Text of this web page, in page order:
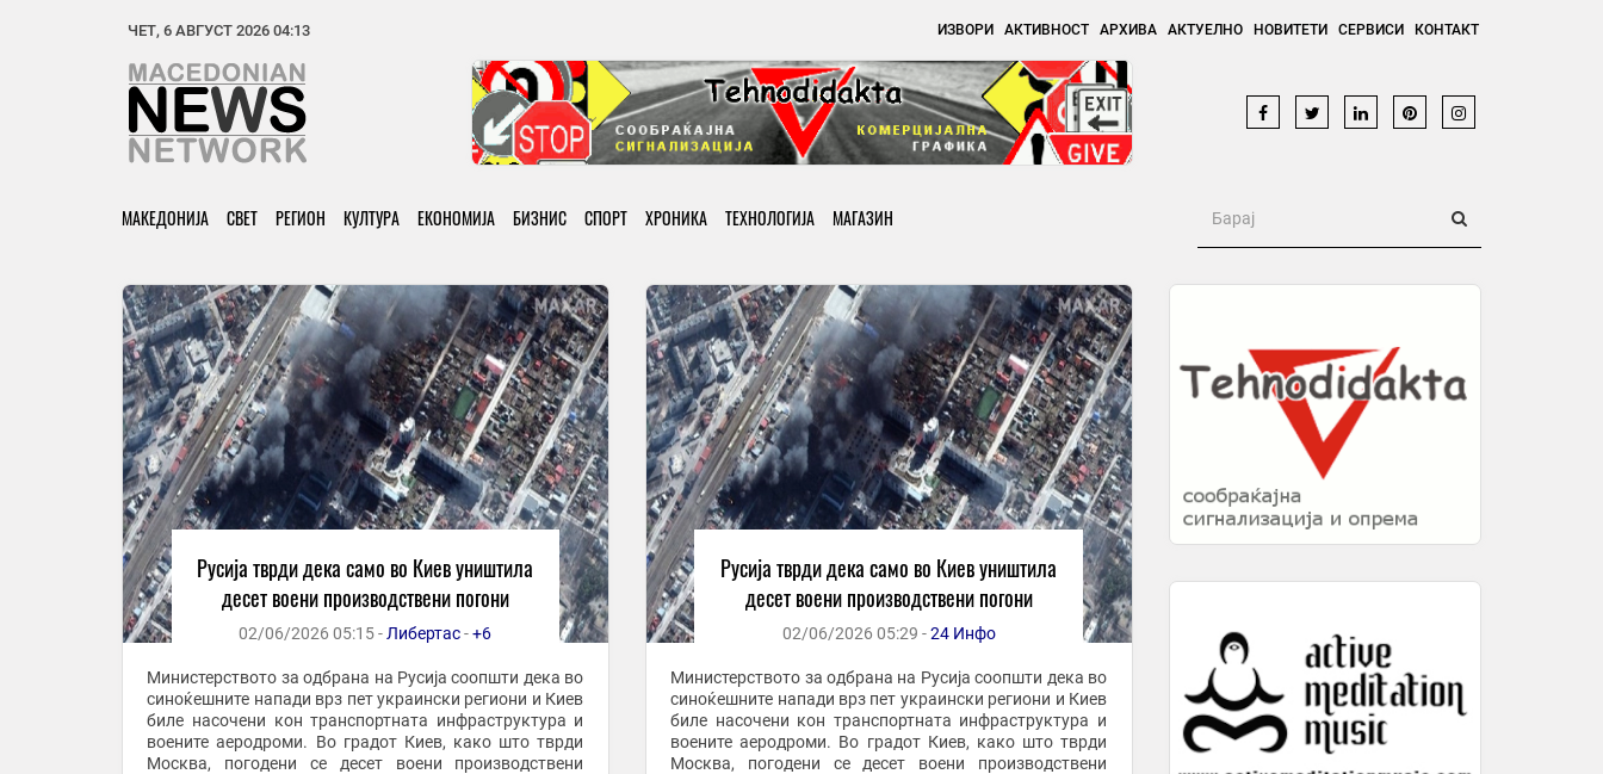
ЧЕТ, 6 АВГУСТ 2026 04:13 ИЗВОРИ АКТИВНОСТ АРХИВА АКТУЕЛНО НОВИТЕТИ СЕРВИСИ КОНТАКТ
МАКЕДОНИЈА СВЕТ РЕГИОН КУЛТУРА ЕКОНОМИЈА БИЗНИС СПОРТ ХРОНИКА ТЕХНОЛОГИЈА МАГАЗИН
Русија тврди дека само во Киев уништила
десет воени производствени погони
02/06/2026 05:15 - Либертас-+6
Министерството за одбрана на Русија соопшти дека во
синоќешните напади врз пет украински региони и Киев
биле насочени кон транспортната инфраструктура и
воените аеродроми. Во градот Киев, како што тврди
Москва, погодени се десет воени производствени
Русија тврди дека само во Киев уништила
десет воени производствени погони
02/06/2026 05:29 -24 Инфо
Министерството за одбрана на Русија соопшти дека во
синоќешните напади врз пет украински региони и Киев
биле насочени кон транспортната инфраструктура и
воените аеродроми. Во градот Киев, како што тврди
Москва, погодени се десет воени производствени